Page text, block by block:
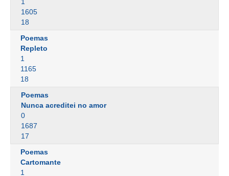
1605
18
Poemas
Repleto
1
1165
18
Poemas
Nunca acreditei no amor
0
1687
17
Poemas
Cartomante
1